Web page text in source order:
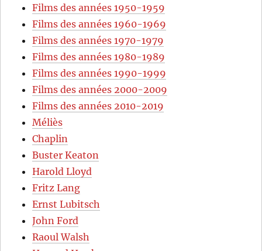
Films des années 1950-1959
Films des années 1960-1969
Films des années 1970-1979
Films des années 1980-1989
Films des années 1990-1999
Films des années 2000-2009
Films des années 2010-2019
Méliès
Chaplin
Buster Keaton
Harold Lloyd
Fritz Lang
Ernst Lubitsch
John Ford
Raoul Walsh